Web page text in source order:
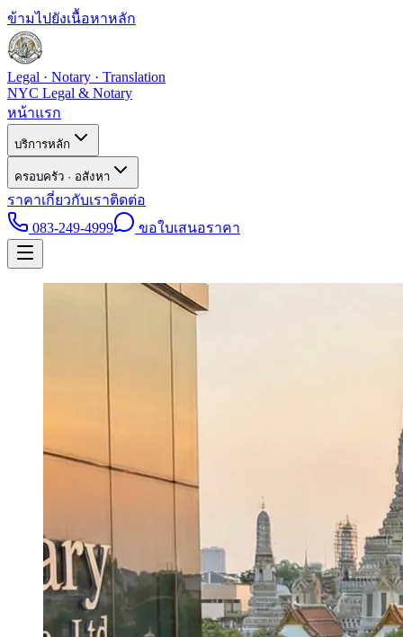
ข้ามไปยังเนื้อหาหลัก
Legal · Notary · Translation
NYC Legal & Notary
หน้าแรก
บริการหลัก
ครอบครัว · อสังหา
ราคาเกี่ยวกับเราติดต่อ
083-249-4999
ขอใบเสนอราคา